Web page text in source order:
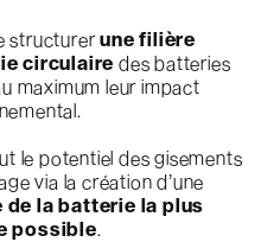
structurerune filière
circulaire des batteries
maximum leur impact
le potentiel des gisements
via la création d’une
la batterie la plus
possible.